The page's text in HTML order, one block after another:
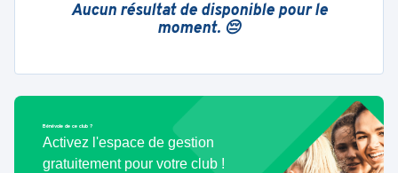
Aucun résultat de disponible pour le
moment. 😔
Bénévole de ce club ?
Activez l'espace de gestion
gratuitement pour votre club !